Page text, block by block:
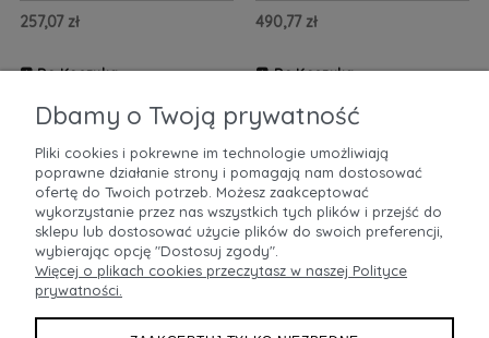
257,07 zł
Do Koszyka
490,77 zł
Do Koszyka
POMOC
MOJE KONTO
Dbamy o Twoją prywatność
Pliki cookies i pokrewne im technologie umożliwiają
poprawne działanie strony i pomagają nam dostosować
ofertę do Twoich potrzeb. Możesz zaakceptować
wykorzystanie przez nas wszystkich tych plików i przejść do
sklepu lub dostosować użycie plików do swoich preferencji,
wybierając opcję "Dostosuj zgody".
Więcej o plikach cookies przeczytasz w naszej Polityce
prywatności.